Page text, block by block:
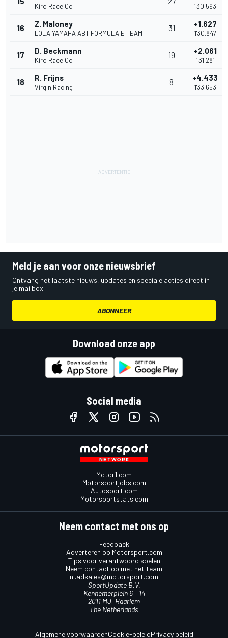
Kiro Race Co 1'30.593
16 Z. Maloney
LOLA YAMAHA ABT FORMULA E TEAM
31 +1.627
1'30.847
17 D. Beckmann
Kiro Race Co
19 +2.061
1'31.281
18 R. Frijns
Virgin Racing
8 +4.433
1'33.653
Meld je aan voor onze nieuwsbrief
Ontvang het laatste nieuws, updates en speciale acties direct in
je mailbox.
ABONNEER
Download onze app
Social media
Motor1.com
Motorsportjobs.com
Autosport.com
Motorsportstats.com
Neem contact met ons op
Feedback
Adverteren op Motorsport.com
Tips voor verantwoord spelen
Neem contact op met het team
nl.adsales@motorsport.com
SportUpdate B.V.
Kennemerplein 6 – 14
2011 MJ, Haarlem
The Netherlands
Algemene voorwaardenCookie-beleidPrivacy beleid